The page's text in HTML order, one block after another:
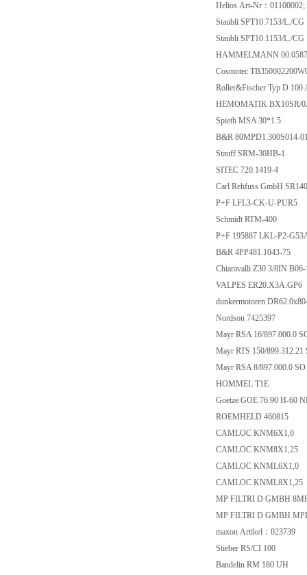
Helios Art-Nr：
Staubli SPT10.7153/L./CG
Staubli SPT10.1153/L./CG
HAMMELMANN
Cosmotec
Roller&Fischer Typ D 100
HEMOMATIK BX10SR/
Spieth MSA 30*1.5
B&R 80MPD1.300S014-
Stauff SRM-30HB-1
SITEC 720.1419-4
Carl Rehfuss GmbH
P+F LFL3-CK-U-PUR5
Schmidt RTM-400
P+F 195887 LKL-P2-
B&R 4PP481.1043-75
Chiaravalli Z30 3/8IN
VALPES ER20.X3A.GP6
dunkermotoren
Nordson 7425397
Mayr RSA 16/897.000.0
Mayr RTS 150/899.312.21
Mayr RSA 8/897.000.0
HOMMEL T1E
Goetze GOE 76.90 H-60
ROEMHELD 460815
CAMLOC KNM6X1,0
CAMLOC KNM8X1,25
CAMLOC KNML6X1,0
CAMLOC KNML8X1,25
MP FILTRI D GMBH
MP FILTRI D GMBH
maxon Artikel：023739
Stieber RS/CI 100
Bandelin RM 180 UH